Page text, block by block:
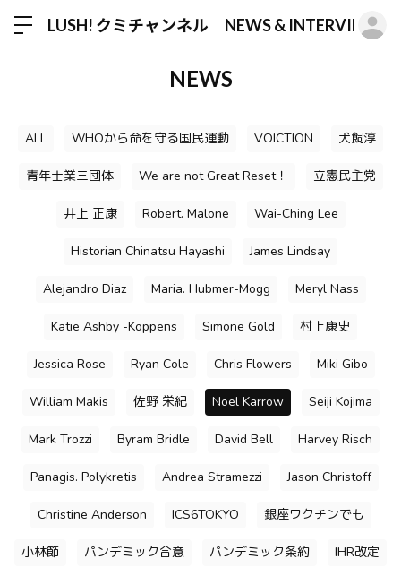
LUSH! クミチャンネル NEWS & INTERVIEW
NEWS
ALL WHOから命を守る国民運動 VOICTION 犬飼淳
青年士業三団体 We are not Great Reset！ 立憲民主党
井上 正康 Robert. Malone Wai-Ching Lee
Historian Chinatsu Hayashi James Lindsay
Alejandro Diaz Maria. Hubmer-Mogg Meryl Nass
Katie Ashby -Koppens Simone Gold 村上康史
Jessica Rose Ryan Cole Chris Flowers Miki Gibo
William Makis 佐野 栄紀 Noel Karrow Seiji Kojima
Mark Trozzi Byram Bridle David Bell Harvey Risch
Panagis. Polykretis Andrea Stramezzi Jason Christoff
Christine Anderson ICS6TOKYO 銀座ワクチンでも
小林節 パンデミック合意 パンデミック条約 IHR改定